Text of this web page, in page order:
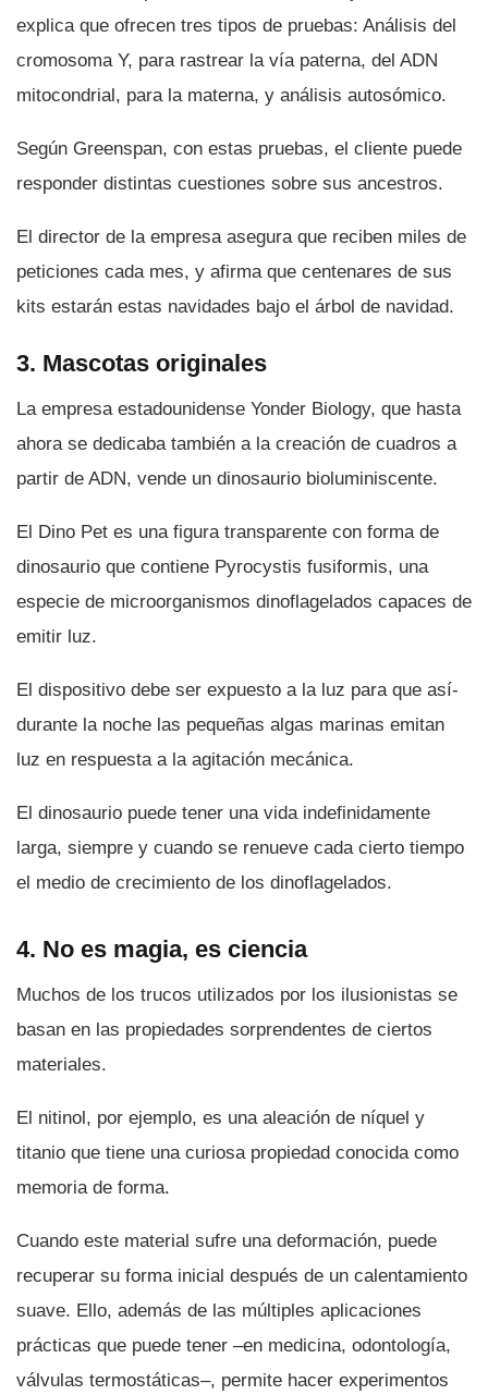
explica que ofrecen tres tipos de pruebas: Análisis del
cromosoma Y, para rastrear la ví­a paterna, del ADN
mitocondrial, para la materna, y análisis autosómico.
Según Greenspan, con estas pruebas, el cliente puede
responder distintas cuestiones sobre sus ancestros.
El director de la empresa asegura que reciben miles de
peticiones cada mes, y afirma que centenares de sus
kits estarán estas navidades bajo el árbol de navidad.
3. Mascotas originales
La empresa estadounidense Yonder Biology, que hasta
ahora se dedicaba también a la creación de cuadros a
partir de ADN, vende un dinosaurio bioluminiscente.
El Dino Pet es una figura transparente con forma de
dinosaurio que contiene Pyrocystis fusiformis, una
especie de microorganismos dinoflagelados capaces de
emitir luz.
El dispositivo debe ser expuesto a la luz para que así­
durante la noche las pequeñas algas marinas emitan
luz en respuesta a la agitación mecánica.
El dinosaurio puede tener una vida indefinidamente
larga, siempre y cuando se renueve cada cierto tiempo
el medio de crecimiento de los dinoflagelados.
4. No es magia, es ciencia
Muchos de los trucos utilizados por los ilusionistas se
basan en las propiedades sorprendentes de ciertos
materiales.
El nitinol, por ejemplo, es una aleación de ní­quel y
titanio que tiene una curiosa propiedad conocida como
memoria de forma.
Cuando este material sufre una deformación, puede
recuperar su forma inicial después de un calentamiento
suave. Ello, además de las múltiples aplicaciones
prácticas que puede tener –en medicina, odontologí­a,
válvulas termostáticas–, permite hacer experimentos